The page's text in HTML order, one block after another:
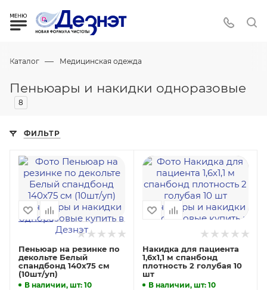
Каталог — Медицинская одежда
Пеньюары и накидки одноразовые
8
ФИЛЬТР
Пеньюар на резинке по
декольте Белый
спандбонд 140х75 см
(10шт/уп)
В наличии, шт: 10
Накидка для пациента
1,6х1,1 м спанбонд
плотность 2 голубая 10
шт
В наличии, шт: 10